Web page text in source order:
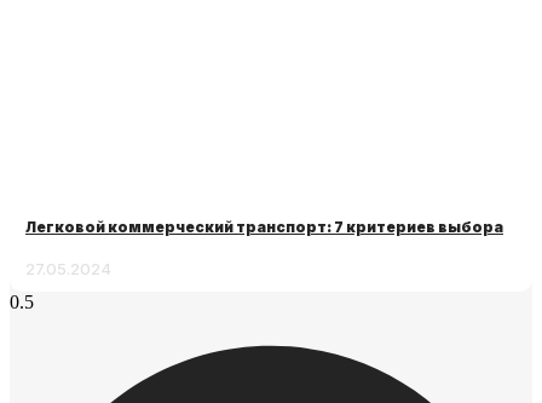
Легковой коммерческий транспорт: 7 критериев выбора
27.05.2024